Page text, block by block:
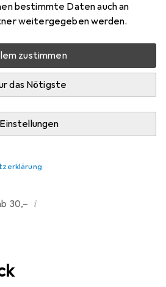
bestimmte Daten auch an
weitergegeben werden.
zustimmen
das Nötigste
Einstellungen
Lager beim Drittanbieter
genaue Lieferzeit
In den Warenkorb
30,– i